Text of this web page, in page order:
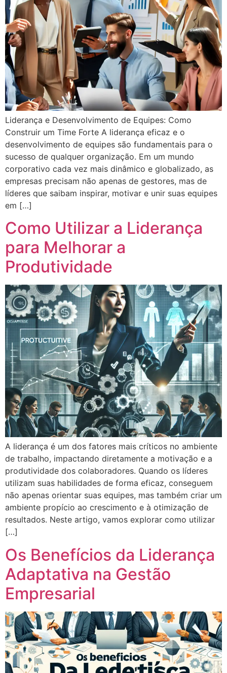
Liderança e Desenvolvimento de Equipes: Como
Construir um Time Forte A liderança eficaz e o
desenvolvimento de equipes são fundamentais para o
sucesso de qualquer organização. Em um mundo
corporativo cada vez mais dinâmico e globalizado, as
empresas precisam não apenas de gestores, mas de
líderes que saibam inspirar, motivar e unir suas equipes
em […]
Como Utilizar a Liderança
para Melhorar a
Produtividade
A liderança é um dos fatores mais críticos no ambiente
de trabalho, impactando diretamente a motivação e a
produtividade dos colaboradores. Quando os líderes
utilizam suas habilidades de forma eficaz, conseguem
não apenas orientar suas equipes, mas também criar um
ambiente propício ao crescimento e à otimização de
resultados. Neste artigo, vamos explorar como utilizar
[…]
Os Benefícios da Liderança
Adaptativa na Gestão
Empresarial